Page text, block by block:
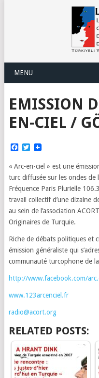
MENU
EMISSION
EN-CIEL /
Facebook
Twitter
« Arc-en-ciel » est une
turc diffusée sur les ondes de
Fréquence Paris Plurielle
travail collectif d’une dizaine
au sein de l’association
Originaires de Turquie.
Riche de débats politiques et
émission généraliste qui
communauté turcophone de
http://www.facebook.com/
www.123arcenciel.fr
radio@acort.org
RELATED POSTS: